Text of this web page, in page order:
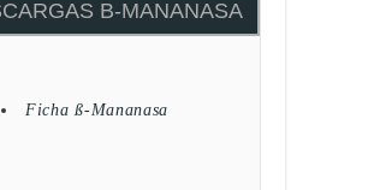
B-MANANASA
Ficha ß-Mananasa